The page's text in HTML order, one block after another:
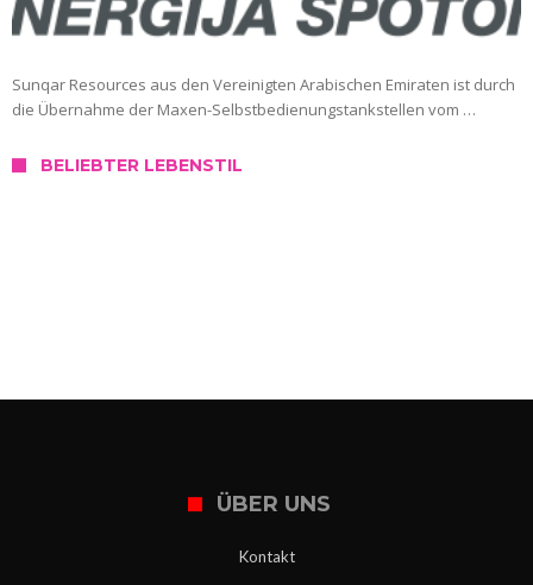
Sunqar Resources aus den Vereinigten Arabischen Emiraten ist durch
die Übernahme der Maxen-Selbstbedienungstankstellen vom …
BELIEBTER LEBENSTIL
ÜBER UNS
Kontakt